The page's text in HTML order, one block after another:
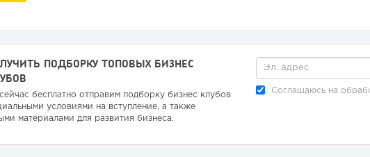
ПОДБОРКУ ТОПОВЫХ БИЗНЕС
бесплатно отправим подборку бизнес клубов
условиями на вступление, а также
материалами для развития бизнеса.
Соглашаюсь на